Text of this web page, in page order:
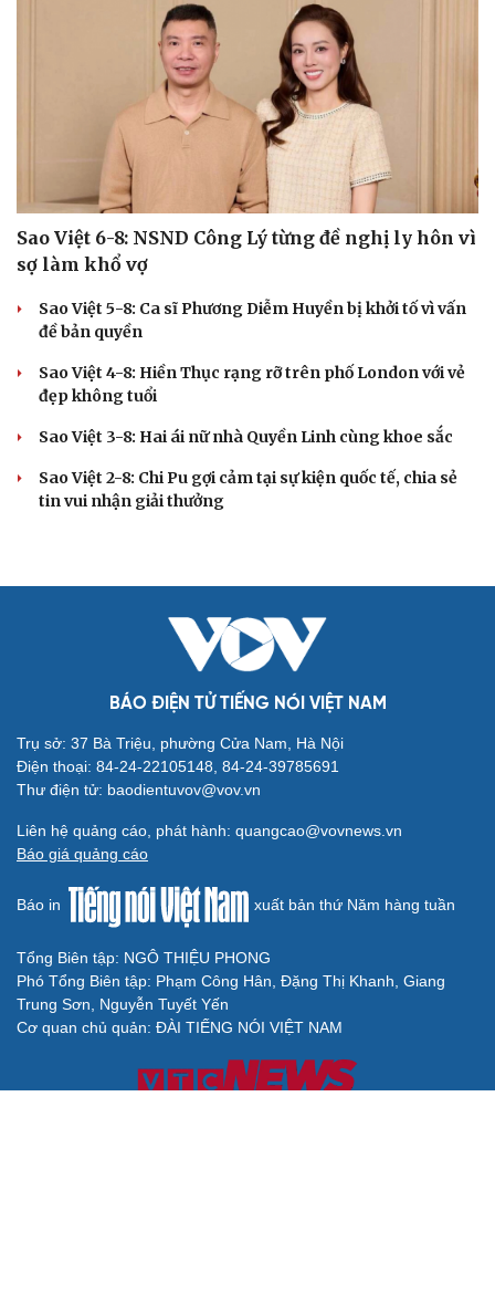
Sao Việt 6-8: NSND Công Lý từng đề nghị ly hôn vì
sợ làm khổ vợ
Sao Việt 5-8: Ca sĩ Phương Diễm Huyền bị khởi tố vì vấn
đề bản quyền
Sao Việt 4-8: Hiền Thục rạng rỡ trên phố London với vẻ
đẹp không tuổi
Sao Việt 3-8: Hai ái nữ nhà Quyền Linh cùng khoe sắc
Sao Việt 2-8: Chi Pu gợi cảm tại sự kiện quốc tế, chia sẻ
tin vui nhận giải thưởng
BÁO ĐIỆN TỬ TIẾNG NÓI VIỆT NAM
Trụ sở: 37 Bà Triệu, phường Cửa Nam, Hà Nội
Điện thoại: 84-24-22105148, 84-24-39785691
Thư điện tử: baodientuvov@vov.vn
Liên hệ quảng cáo, phát hành: quangcao@vovnews.vn
Báo giá quảng cáo
Báo in xuất bản thứ Năm hàng tuần
Tổng Biên tập: NGÔ THIỆU PHONG
Phó Tổng Biên tập: Phạm Công Hân, Đặng Thị Khanh, Giang
Trung Sơn, Nguyễn Tuyết Yến
Cơ quan chủ quản: ĐÀI TIẾNG NÓI VIỆT NAM